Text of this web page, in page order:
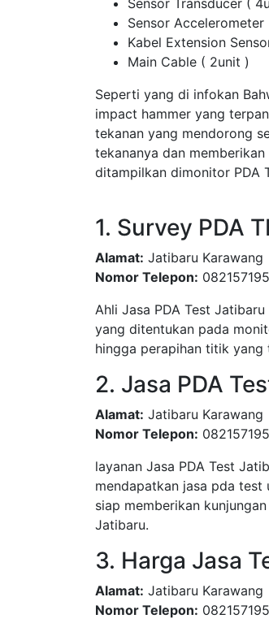
Sensor Transducer (
Sensor Accelerometer
Kabel Extension
Main Cable ( 2unit )
Seperti yang di infokan
impact hammer yang
tekanan yang mendorong
tekananya dan
ditampilkan dimonitor PDA
1. Survey PDA
Alamat: Jatibaru Karawang
Nomor Telepon:
Ahli Jasa PDA Test
yang ditentukan pada
hingga perapihan titik yang
2. Jasa PDA
Alamat: Jatibaru Karawang
Nomor Telepon:
layanan Jasa PDA Test
mendapatkan jasa pda test
siap memberikan
Jatibaru.
3. Harga Jasa
Alamat: Jatibaru Karawang
Nomor Telepon: